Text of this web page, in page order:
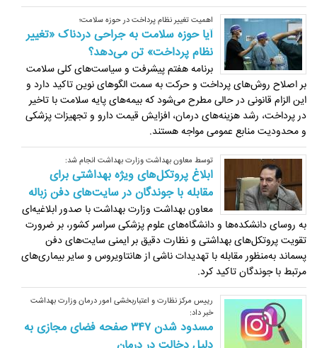
اهمیت تغییر نظام پرداخت در حوزه سلامت؛
آیا حوزه سلامت به جراحی دردناک «تغییر
نظام پرداخت» تن می‌دهد؟
برنامه هفتم پیشرفت و سیاست‌های کلی سلامت
بر اصلاح روش‌های پرداخت و حرکت به سمت الگوهای نوین‌ تاکید دارد و
این الزام قانونی در حالی مطرح می‌شود که بیمه‌های پایه سلامت با تاخیر
در پرداخت، رشد هزینه‌های درمان، افزایش قیمت دارو و تجهیزات پزشکی
و محدودیت منابع عمومی مواجه هستند.
توسط معاون بهداشت وزارت بهداشت انجام شد:
ابلاغ پروتکل‌های ویژه بهداشتی برای
مقابله با جوندگان در سایت‌های دفن زباله
معاون بهداشت وزارت بهداشت با صدور ابلاغیه‌ای
به روسای دانشکده‌ها و دانشگاه‌های علوم پزشکی سراسر کشور، بر ضرورت
تقویت پروتکل‌های بهداشتی و نظارت دقیق بر ایمنی سایت‌های دفن
پسماند به‌منظور مقابله با تهدیدات ناشی از هانتاویروس و سایر بیماری‌های
مرتبط با جوندگان تاکید کرد.
رییس مرکز نظارت و اعتباربخشی امور درمان وزارت بهداشت
خبر داد:
مسدود شدن ۳۴۷ صفحه فضای مجازی به